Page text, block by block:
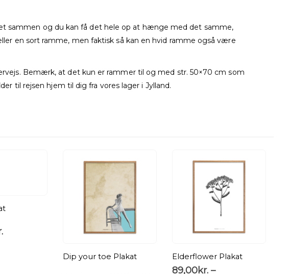
sammen og du kan få det hele op at hænge med det samme,
en sort ramme, men faktisk så kan en hvid ramme også være
Bemærk, at det kun er rammer til og med str. 50×70 cm som
til rejsen hjem til dig fra vores lager i Jylland.
Dip your toe Plakat Elderflower Plakat
89,00kr. –